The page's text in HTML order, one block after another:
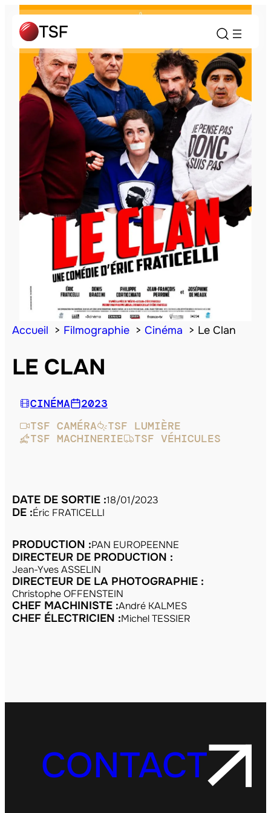
Accueil Filmographie Cinéma Le Clan
LE CLAN
CINÉMA
2023
TSF CAMÉRA
TSF LUMIÈRE
TSF MACHINERIE
TSF VÉHICULES
DATE DE SORTIE :18/01/2023
DE :Éric FRATICELLI
PRODUCTION :PAN EUROPEENNE
DIRECTEUR DE PRODUCTION :
Jean-Yves ASSELIN
DIRECTEUR DE LA PHOTOGRAPHIE :
Christophe OFFENSTEIN
CHEF MACHINISTE :André KALMES
CHEF ÉLECTRICIEN :Michel TESSIER
CONTACT